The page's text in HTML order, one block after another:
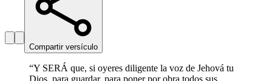
Compartir versículo
“Y SERÁ que, si oyeres diligente la voz de Jehová tu